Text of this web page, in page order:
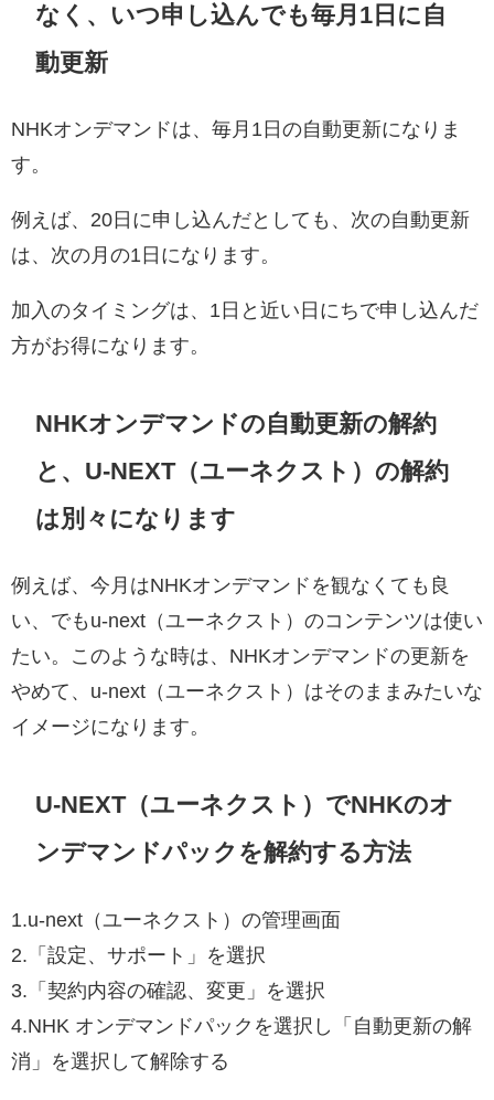
なく、いつ申し込んでも毎月1日に自
動更新
NHKオンデマンドは、毎月1日の自動更新になりま
す。
例えば、20日に申し込んだとしても、次の自動更新
は、次の月の1日になります。
加入のタイミングは、1日と近い日にちで申し込んだ
方がお得になります。
NHKオンデマンドの自動更新の解約
と、U-NEXT（ユーネクスト）の解約
は別々になります
例えば、今月はNHKオンデマンドを観なくても良
い、でもu-next（ユーネクスト）のコンテンツは使い
たい。このような時は、NHKオンデマンドの更新を
やめて、u-next（ユーネクスト）はそのままみたいな
イメージになります。
U-NEXT（ユーネクスト）でNHKのオ
ンデマンドパックを解約する方法
1.u-next（ユーネクスト）の管理画面
2.「設定、サポート」を選択
3.「契約内容の確認、変更」を選択
4.NHK オンデマンドパックを選択し「自動更新の解
消」を選択して解除する